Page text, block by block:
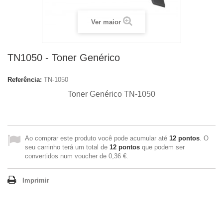
Ver maior
TN1050 - Toner Genérico
Referência: TN-1050
Toner Genérico TN-1050
Ao comprar este produto você pode acumular até 12 pontos. O
seu carrinho terá um total de 12 pontos que podem ser
convertidos num voucher de 0,36 €.
Imprimir